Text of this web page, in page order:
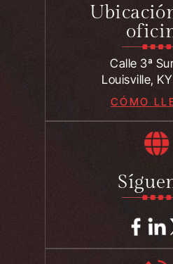
Calle 3ª
Louisville,
CÓMO